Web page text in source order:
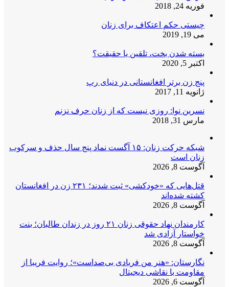
فوریه 24, 2018
چیستی حکم اعتکاف برای زنان
می 19, 2019
بسته شدن بخت، تلقین یا حقیقت؟
اکتبر 5, 2020
پنج زن برتر افغانستانی در دنیای رپ
ژانویه 11, 2017
نسرین نوا: روزی نیست که از زنان حرف نزنم
مارس 31, 2018
شبکه حرکت زنان: ۱۵ آگست نماد پنج سال حذف و سرکوب
زنان است
آگوست 8, 2026
قتل‌هایی که «خودکشی» ثبت شدند؛ ۲۳۱ زن در افغانستان
کشته شده‌اند
آگوست 8, 2026
کارمندان نهاد حقوقی زنان ۲۱ روز در زندان طالبان؛ بنت
خواستار آزادی شد
آگوست 8, 2026
نگارستان: «هنر من فریادی بی‌صداست»؛ روایت فریبا از
مقاومت با نقاشی دیجیتال
آگوست 6, 2026